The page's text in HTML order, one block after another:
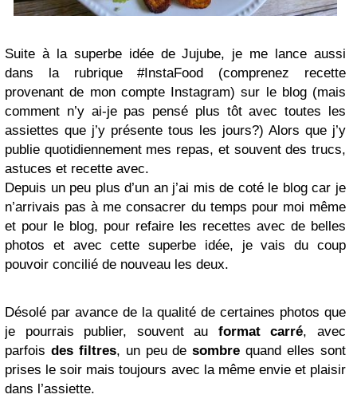
Suite à la superbe idée de Jujube, je me lance aussi
dans la rubrique #InstaFood (comprenez recette
provenant de mon compte Instagram) sur le blog(mais
comment n’y ai-je pas pensé plus tôt avec toutes les
assiettes que j’y présente tous les jours?) Alors que j’y
publie quotidiennement mes repas, et souvent des trucs,
astuces et recette avec.
Depuis un peu plus d’un an j’ai mis de coté le blog car je
n’arrivais pas à me consacrer du temps pour moi même
et pour le blog, pour refaire les recettes avec de belles
photos et avec cette superbe idée, je vais du coup
pouvoir concilié de nouveau les deux.
Désolé par avance de la qualité de certaines photos que
je pourrais publier, souvent au format carré, avec
parfois des filtres, un peu desombre quand elles sont
prises le soir mais toujours avec la même envie et plaisir
dans l’assiette.